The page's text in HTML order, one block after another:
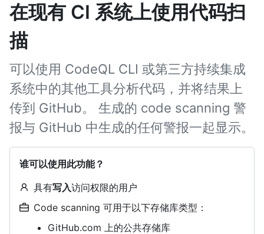
在现有 CI 系统上使用代码扫
描
可以使用 CodeQL CLI 或第三方持续集成
系统中的其他工具分析代码，并将结果上
传到 GitHub。 生成的 code scanning 警
报与 GitHub 中生成的任何警报一起显示。
谁可以使用此功能？
具有写入访问权限的用户
Code scanning 可用于以下存储库类型：
GitHub.com 上的公共存储库